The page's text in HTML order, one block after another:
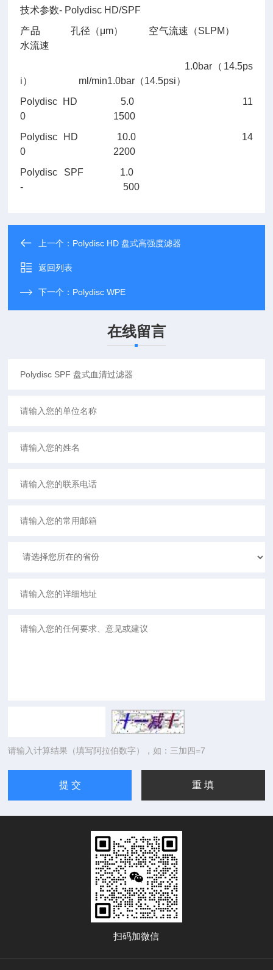
技术参数- Polydisc HD/SPF
产品
孔径（μm）
空气流速（SLPM）
水流速
1.0bar（14.5ps
i） ml/min1.0bar（14.5psi）
Polydisc HD 5.0 11
0 1500
Polydisc HD 10.0 14
0 2200
Polydisc SPF1.0
- 500
上一个： Polydisc HD 盘式高强度滤器
返回列表
下一个： Polydisc WPE
在线留言
请输入计算结果（填写阿拉伯数字），如：三加四=7
扫码加微信